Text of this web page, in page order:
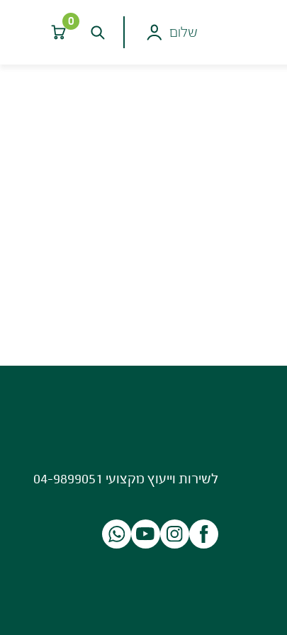
שלום
0
לשירות וייעוץ מקצועי 04-9899051